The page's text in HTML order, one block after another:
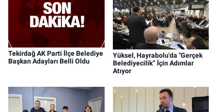
Tekirdağ AK Parti İlçe Belediye
Başkan Adayları Belli Oldu
Yüksel, Hayrabolu'da "Gerçek
Belediyecilik” İçin Adımlar
Atıyor